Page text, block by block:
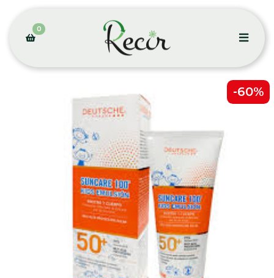
0
-60%